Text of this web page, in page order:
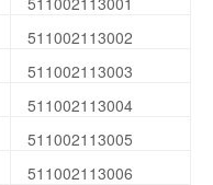
511002113002
511002113003
511002113004
511002113005
511002113006